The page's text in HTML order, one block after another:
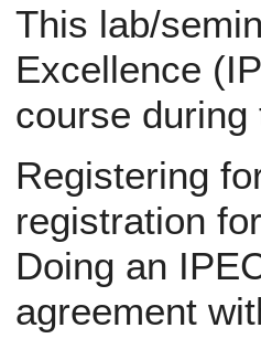
This lab/
Excellence
course
Registering
registration
Doing an
agreement